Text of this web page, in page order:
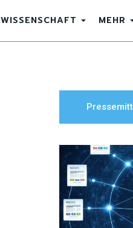
WISSENSCHAFT MEHR